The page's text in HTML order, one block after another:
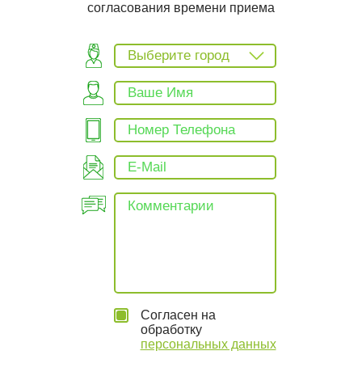
согласования времени приема
Выберите город
Согласен на
обработку
персональных данных